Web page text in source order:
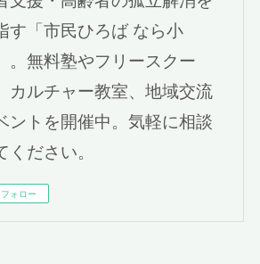
す「市民ひろば なら小
。無料塾やフリースクー
カルチャー教室、地域交流
ントを開催中。気軽に相談
ください。
フォロー